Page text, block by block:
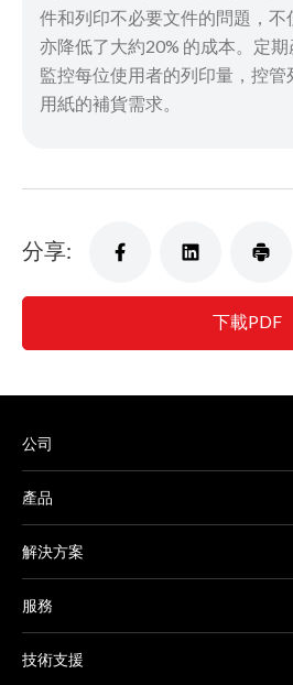
件和列印不必要文件的問題，不
亦降低了大約20% 的成本。定
監控每位使用者的列印量，控
用紙的補貨需求。
分享:
下載PDF
公司
產品
解決方案
服務
技術支援